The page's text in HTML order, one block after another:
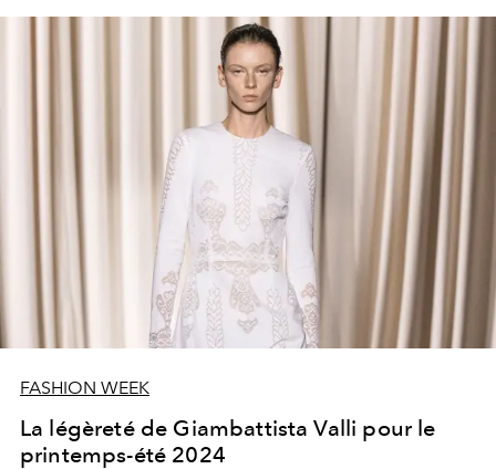
FASHION WEEK
La légèreté de Giambattista Valli pour le
printemps-été 2024